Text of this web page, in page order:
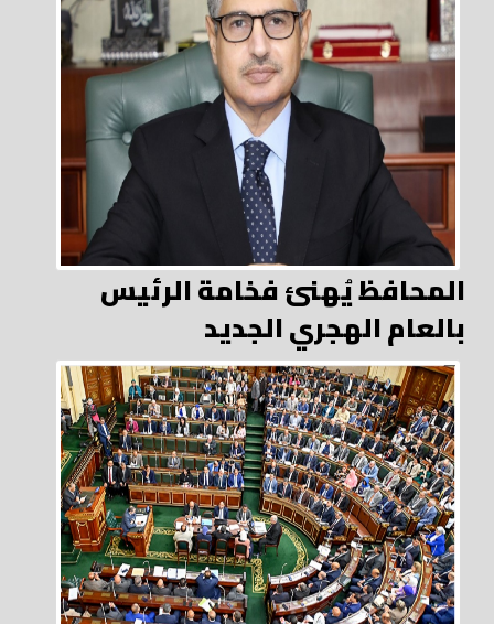
المحافظ يُهنئ فخامة الرئيس
بالعام الهجري الجديد